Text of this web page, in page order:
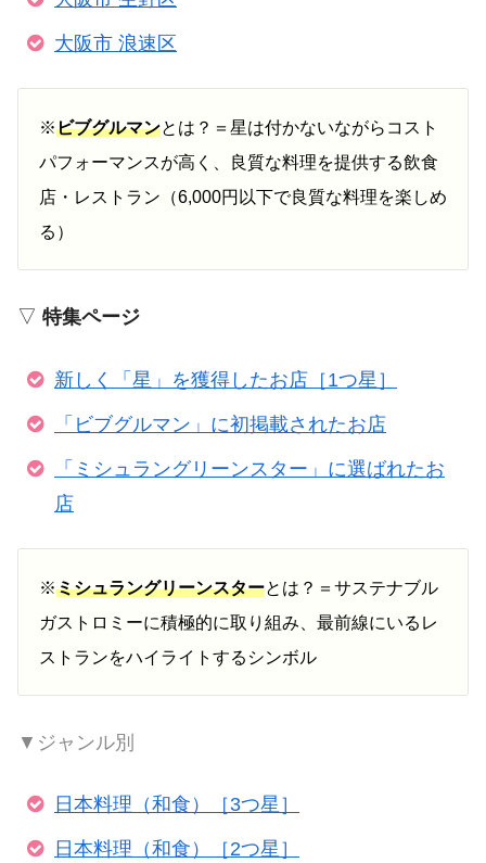
大阪市 浪速区
※ビブグルマンとは？＝星は付かないながらコスト
パフォーマンスが高く、良質な料理を提供する飲食
店・レストラン（6,000円以下で良質な料理を楽しめ
る）
▽ 特集ページ
新しく「星」を獲得したお店［1つ星］
「ビブグルマン」に初掲載されたお店
「ミシュラングリーンスター」に選ばれたお
店
※ミシュラングリーンスターとは？＝サステナブル
ガストロミーに積極的に取り組み、最前線にいるレ
ストランをハイライトするシンボル
▼ジャンル別
日本料理（和食）［3つ星］
日本料理（和食）［2つ星］